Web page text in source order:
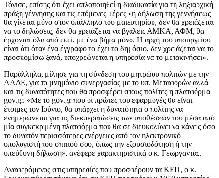
Τόνισε, επίσης ότι έχει απλοποιηθεί η διαδικασία για τη ληξιαρχική
πράξη γέννησης και τις επόμενες μέρες «η δήλωση της γεννήσεως
θα γίνεται μόνο στον υπάλληλο του μαιευτηρίου, δεν θα χρειάζεται
να το δηλώσεις, δεν θα χρειάζεται να βγάλεις ΑΜΚΑ, ΑΦΜ, θα
έρχονται όλα από εκεί, με ένα βήμα μόνο. Η αρχή του υπουργείου
είναι ότι όταν ένα έγγραφο το έχει το δημόσιο, δεν χρειάζεται να το
προσκομίσω ξανά, υποχρεώνεται η υπηρεσία να το μετακινήσει».
Παράλληλα, μίλησε για τη σύνδεση του μητρώου πολιτών με την
ΑΑΔΕ, για το μνημόνιο συνεργασίας με το υπ. Μεταφορών αλλά
και τις δυνατότητες που θα προσφέρει στους πολίτες η πλατφόρμα
gov.gr. «Με το gov.gr που οι πρώτες του εφαρμογές θα είναι
έτοιμες τον Ιούνιο, θα υπάρχει η δυνατότητα ο πολίτης να
ενημερώνεται για τις διεκπεραιώσεις των υποθέσεών του μέσα από
μία συγκεκριμένη πλατφόρμα που θα σε διευκολύνει να κάνεις όσο
το δυνατόν περισσότερες ενέργειες από τον ηλεκτρονικό
υπολογιστή του σπιτιού σου, όπως την εξουσιοδότηση ή την
υπεύθυνη δήλωση», ανέφερε χαρακτηριστικά ο κ. Γεωργαντάς.
Αναφερόμενος στις υπηρεσίες που προσφέρουν τα ΚΕΠ, ο κ.